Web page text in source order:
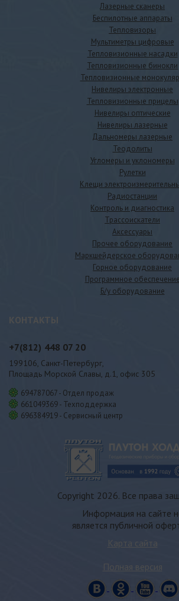
Лазерные сканеры
Беспилотные аппараты
Тепловизоры
Мультиметры цифровые
Тепловизионные насадки
Тепловизионные бинокли
Тепловизионные
Нивелиры электронные
Тепловизионные прицелы
Нивелиры оптические
Нивелиры лазерные
Дальномеры лазерные
Теодолиты
Угломеры и уклономеры
Рулетки
Клещи
Радиостанции
Контроль и диагностика
Трассоискатели
Аксессуары
Прочее оборудование
Маркшейдерское
Горное оборудование
Программное обеспечение
Б/у оборудование
КОНТАКТЫ
+7(812) 448 07 20
199106, Санкт-Петербург,
Площадь Морской Славы, д.1, офис 305
694787067 - Отдел продаж
661049369 - Техподдержка
696384919 - Сервисный центр
Copyright 2026. Все права
Информация на сайте
является публичной
Карта сайта
Полная версия